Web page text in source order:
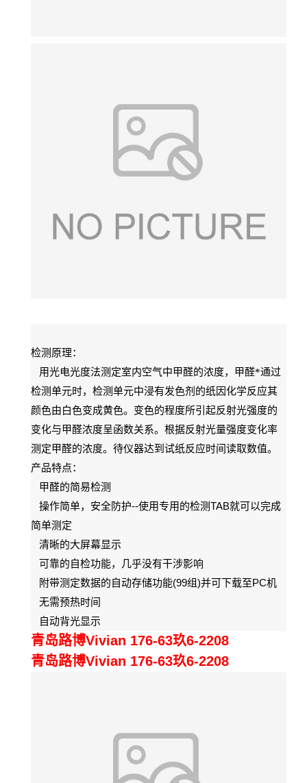
检测原理：
用光电光度法测定室内空气中甲醛的浓度，甲醛*通过
检测单元时，检测单元中浸有发色剂的纸因化学反应其
颜色由白色变成黄色。变色的程度所引起反射光强度的
变化与甲醛浓度呈函数关系。根据反射光量强度变化率
测定甲醛的浓度。待仪器达到试纸反应时间读取数值。
产品特点：
甲醛的简易检测
操作简单，安全防护--使用专用的检测TAB就可以完成
简单测定
清晰的大屏幕显示
可靠的自检功能，几乎没有干涉影响
附带测定数据的自动存储功能(99组)并可下载至PC机
无需预热时间
自动背光显示
青岛路博Vivian 176-63玖6-2208
青岛路博Vivian 176-63玖6-2208